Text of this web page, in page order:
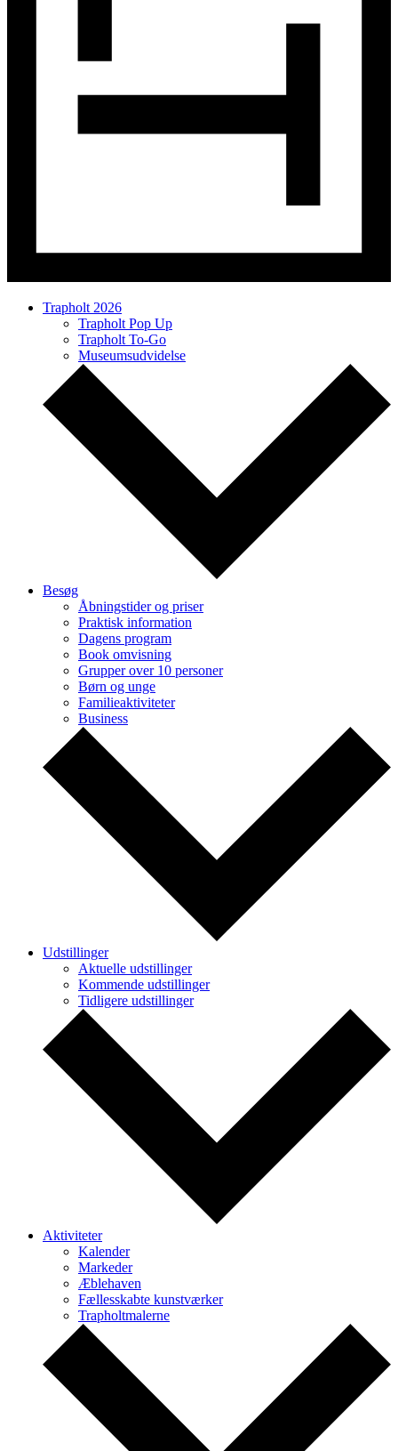
Trapholt 2026
Trapholt Pop Up
Trapholt To-Go
Museumsudvidelse
Besøg
Åbningstider og priser
Praktisk information
Dagens program
Book omvisning
Grupper over 10 personer
Børn og unge
Familieaktiviteter
Business
Udstillinger
Aktuelle udstillinger
Kommende udstillinger
Tidligere udstillinger
Aktiviteter
Kalender
Markeder
Æblehaven
Fællesskabte kunstværker
Trapholtmalerne